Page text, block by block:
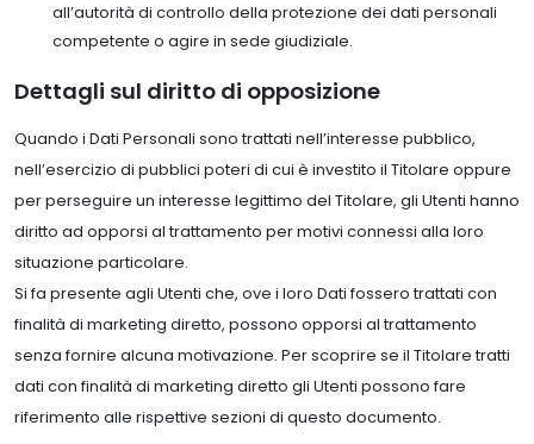
all’autorità di controllo della protezione dei dati personali
competente o agire in sede giudiziale.
Dettagli sul diritto di opposizione
Quando i Dati Personali sono trattati nell’interesse pubblico,
nell’esercizio di pubblici poteri di cui è investito il Titolare oppure
per perseguire un interesse legittimo del Titolare, gli Utenti hanno
diritto ad opporsi al trattamento per motivi connessi alla loro
situazione particolare.
Si fa presente agli Utenti che, ove i loro Dati fossero trattati con
finalità di marketing diretto, possono opporsi al trattamento
senza fornire alcuna motivazione. Per scoprire se il Titolare tratti
dati con finalità di marketing diretto gli Utenti possono fare
riferimento alle rispettive sezioni di questo documento.